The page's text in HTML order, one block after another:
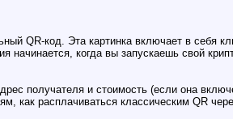
QR-код. Эта картинка включает в
когда вы запускаешь свой
получателя и стоимость (если она
как расплачиваться классическим QR